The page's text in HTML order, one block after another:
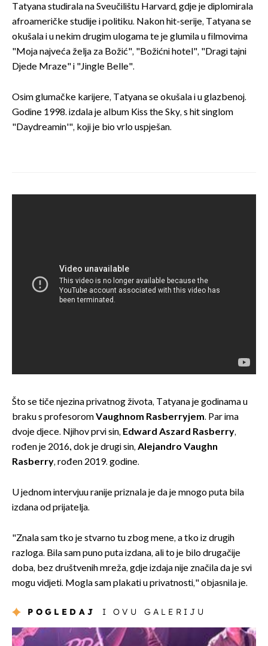
Tatyana studirala na Sveučilištu Harvard, gdje je diplomirala
afroameričke studije i politiku. Nakon hit-serije, Tatyana se
okušala i u nekim drugim ulogama te je glumila u filmovima
"Moja najveća želja za Božić", "Božićni hotel", "Dragi tajni
Djede Mraze" i "Jingle Belle".
Osim glumačke karijere, Tatyana se okušala i u glazbenoj.
Godine 1998. izdala je album Kiss the Sky, s hit singlom
"Daydreamin'", koji je bio vrlo uspješan.
Što se tiče njezina privatnog života, Tatyana je godinama u
braku s profesoromVaughnom Rasberryjem. Par ima
dvoje djece. Njihov prvi sin, Edward Aszard Rasberry,
rođen je 2016., dok je drugi sin,Alejandro Vaughn
Rasberry, rođen 2019. godine.
U jednom intervjuu ranije priznala je da je mnogo puta bila
izdana od prijatelja.
"Znala sam tko je stvarno tu zbog mene, a tko iz drugih
razloga. Bila sam puno puta izdana, ali to je bilo drugačije
doba, bez društvenih mreža, gdje izdaja nije značila da je svi
mogu vidjeti. Mogla sam plakati u privatnosti," objasnila je.
POGLEDAJ I OVU GALERIJU